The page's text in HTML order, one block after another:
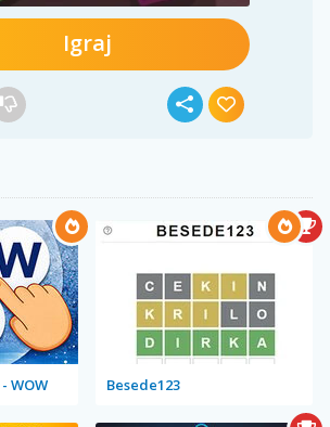
Igraj
WOW Besede123